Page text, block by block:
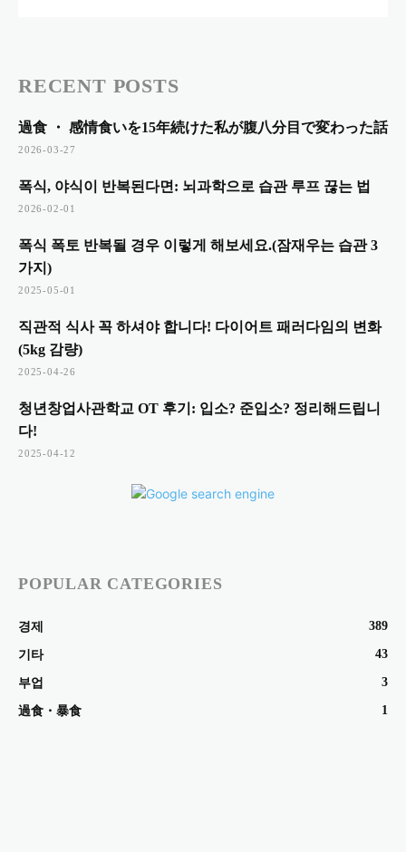
RECENT POSTS
過食 ・ 感情食いを15年続けた私が腹八分目で変わった話
2026-03-27
폭식, 야식이 반복된다면: 뇌과학으로 습관 루프 끊는 법
2026-02-01
폭식 폭토 반복될 경우 이렇게 해보세요.(잠재우는 습관 3
가지)
2025-05-01
직관적 식사 꼭 하셔야 합니다! 다이어트 패러다임의 변화
(5kg 감량)
2025-04-26
청년창업사관학교 OT 후기: 입소? 준입소? 정리해드립니
다!
2025-04-12
POPULAR CATEGORIES
경제 389
기타 43
부업 3
過食・暴食 1